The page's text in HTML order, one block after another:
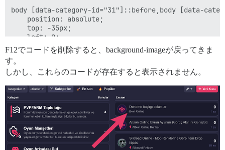
body [data-category-id="31"]::before,body [data-
    position: absolute;
    top: -35px;
    left: 0;
    font-weight: bold;
    font-size: 15px;
    text-transform: uppercase;
    color: rgb(247, 247, 255,.9);
    border-radius: 5px;
    padding-left: 5px;
    padding-right: 5px;
    padding-top: 2px;
    padding-bottom: 2px;
    background-color: #36364d;
}
F12でコードを削除すると、background-imageが戻ってきま
す。
しかし、これらのコードが存在すると表示されません。